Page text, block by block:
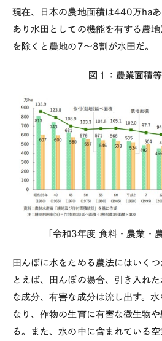
現在、日本の農地面積は440万ha
あり水田としての機能を有する農
を除くと農地の 7〜8割が水田だ。
図１：農業面積
「令和3年度 食料・農業・
田んぼに水をためる農法にはいく
とえば、田んぼの場合、引き入れ
な成分、有害な成分は流し出す。
なり、作物の生育に有害な微生物
る。また、水の中に含まれている